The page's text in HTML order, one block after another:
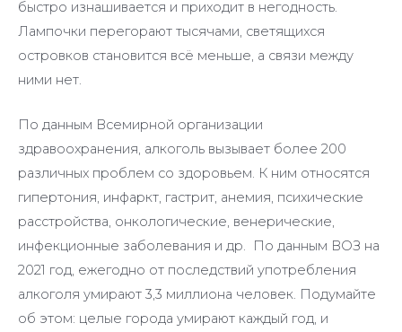
быстро изнашивается и приходит в негодность.
Лампочки перегорают тысячами, светящихся
островков становится всё меньше, а связи между
ними нет.
По данным Всемирной организации
здравоохранения, алкоголь вызывает более 200
различных проблем со здоровьем. К ним относятся
гипертония, инфаркт, гастрит, анемия, психические
расстройства, онкологические, венерические,
инфекционные заболевания и др. По данным ВОЗ на
2021 год, ежегодно от последствий употребления
алкоголя умирают 3,3 миллиона человек. Подумайте
об этом: целые города умирают каждый год, и